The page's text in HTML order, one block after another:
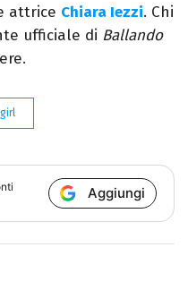
attrice Chiara Iezzi. Chi
ufficiale di Ballando
Aggiungi